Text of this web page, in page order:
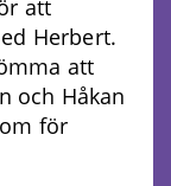
att
Herbert.
att
och Håkan
för